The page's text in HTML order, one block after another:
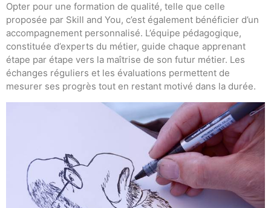
Opter pour une formation de qualité, telle que celle
proposée par Skill and You, c’est également bénéficier d’un
accompagnement personnalisé. L’équipe pédagogique,
constituée d’experts du métier, guide chaque apprenant
étape par étape vers la maîtrise de son futur métier. Les
échanges réguliers et les évaluations permettent de
mesurer ses progrès tout en restant motivé dans la durée.